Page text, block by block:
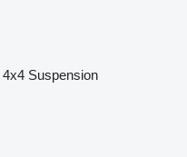
4x4 Suspension